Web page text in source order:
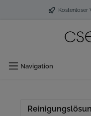
Kostenloser
Navigation